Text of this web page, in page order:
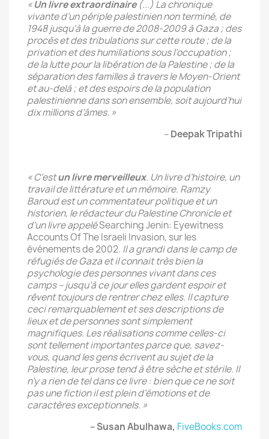
«Un livre extraordinaire(...) La chronique
vivante d’un périple palestinien non terminé, de
1948 jusqu’à la guerre de 2008-2009 à Gaza ; des
procès et des tribulations sur cette route ; de la
privation et des humiliations sous l’occupation ;
de la lutte pour la libération de la Palestine ; de la
séparation des familles à travers le Moyen-Orient
et au-delà ; et des espoirs de la population
palestinienne dans son ensemble, soit aujourd’hui
dix millions d’âmes. »
–Deepak Tripathi
« C’estun livre merveilleux. Un livre d’histoire, un
travail de littérature et un mémoire. Ramzy
Baroud est un commentateur politique et un
historien, le rédacteur du Palestine Chronicle et
d’un livre appeléSearching Jenin: Eyewitness
Accounts Of The Israeli Invasion, sur les
événements de 2002. Il a grandi dans le camp de
réfugiés de Gaza et il connait très bien la
psychologie des personnes vivant dans ces
camps – jusqu’à ce jour elles gardent espoir et
rêvent toujours de rentrer chez elles. Il capture
ceci remarquablement et ses descriptions de
lieux et de personnes sont simplement
magnifiques. Les réalisations comme celles-ci
sont tellement importantes parce que, savez-
vous, quand les gens écrivent au sujet de la
Palestine, leur prose tend à être sèche et stérile. Il
n’y a rien de tel dans ce livre : bien que ce ne soit
pas une fiction il est plein d’émotions et de
caractères exceptionnels. »
– Susan Abulhawa, FiveBooks.com